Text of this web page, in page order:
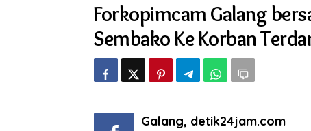
BPBD
Salurkan
Bantuan
Sembako
Ke
Korban
Terdampak
di
Forkopimcam Galang
Sembako Ke Korban
Galang, detik24jam.com